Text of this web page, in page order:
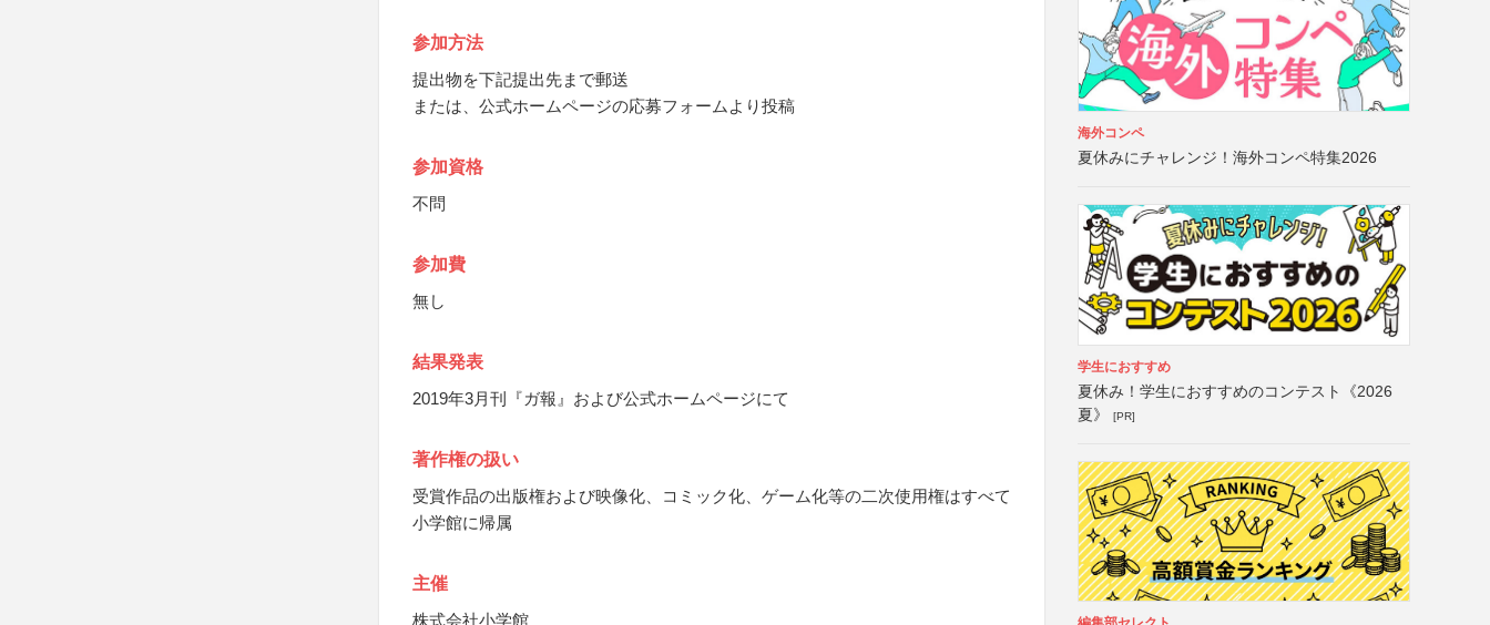
参加方法
提出物を下記提出先まで郵送
または、公式ホームページの応募フォームより投稿
参加資格
不問
参加費
無し
結果発表
2019年3月刊『ガ報』および公式ホームページにて
著作権の扱い
受賞作品の出版権および映像化、コミック化、ゲーム化等の二次使用権はすべて
小学館に帰属
主催
株式会社小学館
海外コンペ
夏休みにチャレンジ！海外コンペ特集2026
学生におすすめ
夏休み！学生におすすめのコンテスト《2026
夏》
[PR]